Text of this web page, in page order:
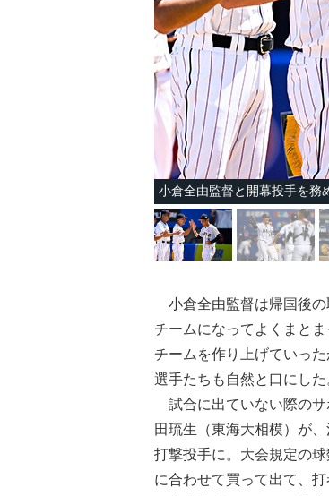
小倉全由監督と開幕投手を務
小倉全由監督は帰国後の
チームになってよくまと
チームを作り上げていっ
選手たちも自然と口にした
試合に出ていない際のサ
田琉生（東海大相模）が
打撃投手に。大会規定の
に合わせて買って出て、